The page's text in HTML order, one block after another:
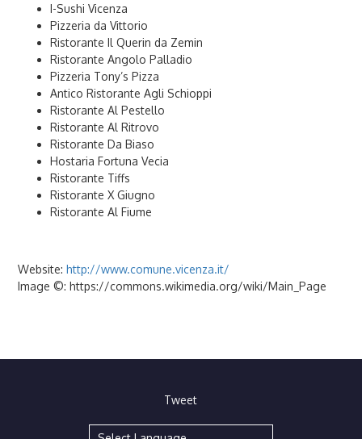
I-Sushi Vicenza
Pizzeria da Vittorio
Ristorante Il Querin da Zemin
Ristorante Angolo Palladio
Pizzeria Tony’s Pizza
Antico Ristorante Agli Schioppi
Ristorante Al Pestello
Ristorante Al Ritrovo
Ristorante Da Biaso
Hostaria Fortuna Vecia
Ristorante Tiffs
Ristorante X Giugno
Ristorante Al Fiume
Website:http://www.comune.vicenza.it/
Image ©: https://commons.wikimedia.org/wiki/Main_Page
Tweet